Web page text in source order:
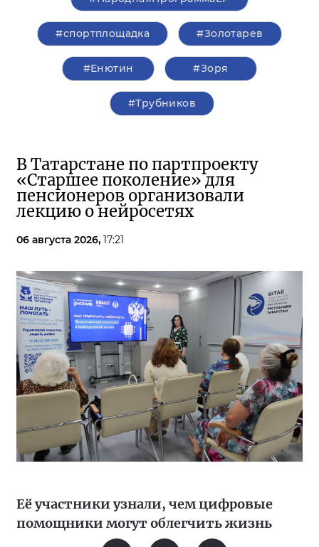
#спортплощадка #Золотарев
#Енютин #Зоря
#Трубников
В Татарстане по партпроекту
«Старшее поколение» для
пенсионеров организовали
лекцию о нейросетях
06 августа 2026, 17:21
Её участники узнали, чем цифровые
помощники могут облегчить жизнь